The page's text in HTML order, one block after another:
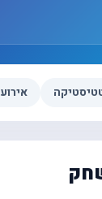
אירועים